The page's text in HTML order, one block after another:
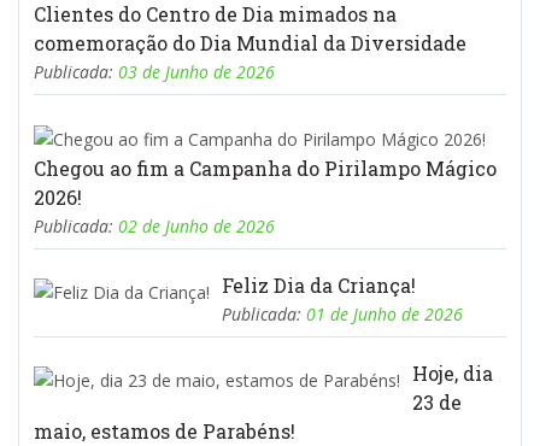
Clientes do Centro de Dia mimados na
comemoração do Dia Mundial da Diversidade
Publicada: 03 de Junho de 2026
Chegou ao fim a Campanha do Pirilampo Mágico
2026!
Publicada: 02 de Junho de 2026
Feliz Dia da Criança!
Publicada: 01 de Junho de 2026
Hoje, dia
23 de
maio, estamos de Parabéns!